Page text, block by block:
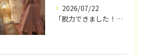
2026/07/22
「脱力できました！」今日は私の時間♪全身メンテナンスデー☆